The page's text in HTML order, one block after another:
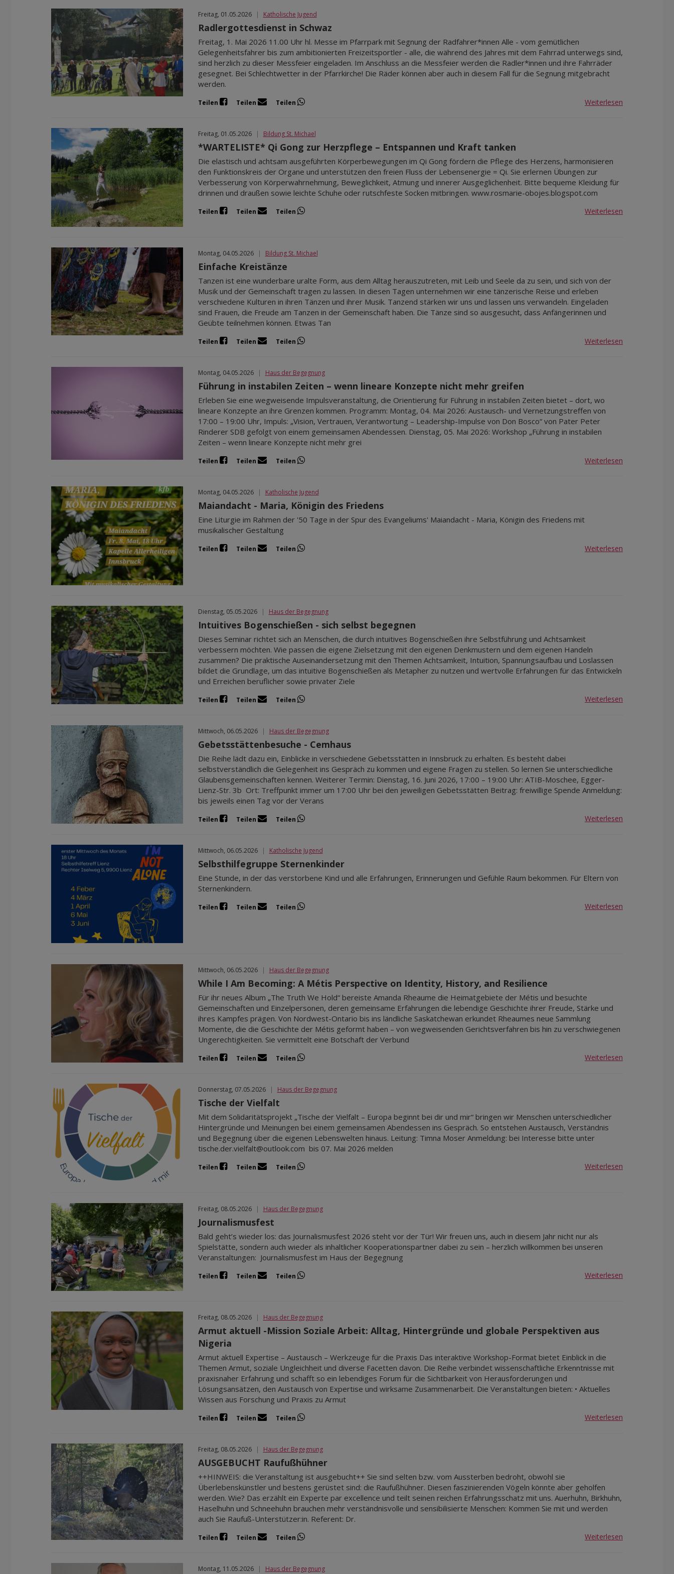
Jul 2027
Freitag, 01.05.2026 | Katholische Jugend
Radlergottesdienst in Schwaz
Freitag, 1. Mai 2026 11.00 Uhr hl. Messe im Pfarrpark mit Segnung der Radfahrer*innen Alle - vom gemütlichen
Gelegenheitsfahrer bis zum ambitionierten Freizeitsportler - alle, die während des Jahres mit dem Fahrrad unterwegs sind,
sind herzlich zu dieser Messfeier eingeladen. Im Anschluss an die Messfeier werden die Radler*innen und ihre Fahrräder
gesegnet. Bei Schlechtwetter in der Pfarrkirche! Die Räder können aber auch in diesem Fall für die Segnung mitgebracht
werden.
Teilen Teilen Teilen Weiterlesen
Freitag, 01.05.2026 | Bildung St. Michael
*WARTELISTE* Qi Gong zur Herzpflege – Entspannen und Kraft tanken
Die elastisch und achtsam ausgeführten Körperbewegungen im Qi Gong fördern die Pflege des Herzens, harmonisieren
den Funktionskreis der Organe und unterstützen den freien Fluss der Lebensenergie = Qi. Sie erlernen Übungen zur
Verbesserung von Körperwahrnehmung, Beweglichkeit, Atmung und innerer Ausgeglichenheit. Bitte bequeme Kleidung für
drinnen und draußen sowie leichte Schuhe oder rutschfeste Socken mitbringen. www.rosmarie-obojes.blogspot.com
Teilen Teilen Teilen Weiterlesen
Montag, 04.05.2026 | Bildung St. Michael
Einfache Kreistänze
Tanzen ist eine wunderbare uralte Form, aus dem Alltag herauszutreten, mit Leib und Seele da zu sein, und sich von der
Musik und der Gemeinschaft tragen zu lassen. In diesen Tagen unternehmen wir eine tänzerische Reise und erleben
verschiedene Kulturen in ihren Tänzen und ihrer Musik. Tanzend stärken wir uns und lassen uns verwandeln. Eingeladen
sind Frauen, die Freude am Tanzen in der Gemeinschaft haben. Die Tänze sind so ausgesucht, dass Anfängerinnen und
Geübte teilnehmen können. Etwas Tan
Teilen Teilen Teilen Weiterlesen
Montag, 04.05.2026 | Haus der Begegnung
Führung in instabilen Zeiten – wenn lineare Konzepte nicht mehr greifen
Erleben Sie eine wegweisende Impulsveranstaltung, die Orientierung für Führung in instabilen Zeiten bietet – dort, wo
lineare Konzepte an ihre Grenzen kommen. Programm: Montag, 04. Mai 2026: Austausch- und Vernetzungstreffen von
17:00 – 19:00 Uhr, Impuls: „Vision, Vertrauen, Verantwortung – Leadership-Impulse von Don Bosco“ von Pater Peter
Rinderer SDB gefolgt von einem gemeinsamen Abendessen. Dienstag, 05. Mai 2026: Workshop „Führung in instabilen
Zeiten – wenn lineare Konzepte nicht mehr grei
Teilen Teilen Teilen Weiterlesen
Montag, 04.05.2026 | Katholische Jugend
Maiandacht - Maria, Königin des Friedens
Eine Liturgie im Rahmen der '50 Tage in der Spur des Evangeliums' Maiandacht - Maria, Königin des Friedens mit
musikalischer Gestaltung
Teilen Teilen Teilen Weiterlesen
Dienstag, 05.05.2026 | Haus der Begegnung
Intuitives Bogenschießen - sich selbst begegnen
Dieses Seminar richtet sich an Menschen, die durch intuitives Bogenschießen ihre Selbstführung und Achtsamkeit
verbessern möchten. Wie passen die eigene Zielsetzung mit den eigenen Denkmustern und dem eigenen Handeln
zusammen? Die praktische Auseinandersetzung mit den Themen Achtsamkeit, Intuition, Spannungsaufbau und Loslassen
bildet die Grundlage, um das intuitive Bogenschießen als Metapher zu nutzen und wertvolle Erfahrungen für das Entwickeln
und Erreichen beruflicher sowie privater Ziele
Teilen Teilen Teilen Weiterlesen
Mittwoch, 06.05.2026 | Haus der Begegnung
Gebetsstättenbesuche - Cemhaus
Die Reihe lädt dazu ein, Einblicke in verschiedene Gebetsstätten in Innsbruck zu erhalten. Es besteht dabei
selbstverständlich die Gelegenheit ins Gespräch zu kommen und eigene Fragen zu stellen. So lernen Sie unterschiedliche
Glaubensgemeinschaften kennen. Weiterer Termin: Dienstag, 16. Juni 2026, 17:00 – 19:00 Uhr: ATIB-Moschee, Egger-
Lienz-Str. 3b Ort: Treffpunkt immer um 17:00 Uhr bei den jeweiligen Gebetsstätten Beitrag: freiwillige Spende Anmeldung:
bis jeweils einen Tag vor der Verans
Teilen Teilen Teilen Weiterlesen
Mittwoch, 06.05.2026 | Katholische Jugend
Selbsthilfegruppe Sternenkinder
Eine Stunde, in der das verstorbene Kind und alle Erfahrungen, Erinnerungen und Gefühle Raum bekommen. Für Eltern von
Sternenkindern.
Teilen Teilen Teilen Weiterlesen
Mittwoch, 06.05.2026 | Haus der Begegnung
While I Am Becoming: A Métis Perspective on Identity, History, and Resilience
Für ihr neues Album „The Truth We Hold“ bereiste Amanda Rheaume die Heimatgebiete der Métis und besuchte
Gemeinschaften und Einzelpersonen, deren gemeinsame Erfahrungen die lebendige Geschichte ihrer Freude, Stärke und
ihres Kampfes prägen. Von Nordwest-Ontario bis ins ländliche Saskatchewan erkundet Rheaumes neue Sammlung
Momente, die die Geschichte der Métis geformt haben – von wegweisenden Gerichtsverfahren bis hin zu verschwiegenen
Ungerechtigkeiten. Sie vermittelt eine Botschaft der Verbund
Teilen Teilen Teilen Weiterlesen
Donnerstag, 07.05.2026 | Haus der Begegnung
Tische der Vielfalt
Mit dem Solidaritätsprojekt „Tische der Vielfalt – Europa beginnt bei dir und mir“ bringen wir Menschen unterschiedlicher
Hintergründe und Meinungen bei einem gemeinsamen Abendessen ins Gespräch. So entstehen Austausch, Verständnis
und Begegnung über die eigenen Lebenswelten hinaus. Leitung: Timna Moser Anmeldung: bei Interesse bitte unter
tische.der.vielfalt@outlook.com bis 07. Mai 2026 melden
Teilen Teilen Teilen Weiterlesen
Freitag, 08.05.2026 | Haus der Begegnung
Journalismusfest
Bald geht’s wieder los: das Journalismusfest 2026 steht vor der Tür! Wir freuen uns, auch in diesem Jahr nicht nur als
Spielstätte, sondern auch wieder als inhaltlicher Kooperationspartner dabei zu sein – herzlich willkommen bei unseren
Veranstaltungen: Journalismusfest im Haus der Begegnung
Teilen Teilen Teilen Weiterlesen
Freitag, 08.05.2026 | Haus der Begegnung
Armut aktuell -Mission Soziale Arbeit: Alltag, Hintergründe und globale Perspektiven aus
Nigeria
Armut aktuell Expertise – Austausch – Werkzeuge für die Praxis Das interaktive Workshop-Format bietet Einblick in die
Themen Armut, soziale Ungleichheit und diverse Facetten davon. Die Reihe verbindet wissenschaftliche Erkenntnisse mit
praxisnaher Erfahrung und schafft so ein lebendiges Forum für die Sichtbarkeit von Herausforderungen und
Lösungsansätzen, den Austausch von Expertise und wirksame Zusammenarbeit. Die Veranstaltungen bieten: • Aktuelles
Wissen aus Forschung und Praxis zu Armut
Teilen Teilen Teilen Weiterlesen
Freitag, 08.05.2026 | Haus der Begegnung
AUSGEBUCHT Raufußhühner
++HINWEIS: die Veranstaltung ist ausgebucht++ Sie sind selten bzw. vom Aussterben bedroht, obwohl sie
Überlebenskünstler und bestens gerüstet sind: die Raufußhühner. Diesen faszinierenden Vögeln könnte aber geholfen
werden. Wie? Das erzählt ein Experte par excellence und teilt seinen reichen Erfahrungsschatz mit uns. Auerhuhn, Birkhuhn,
Haselhuhn und Schneehuhn brauchen mehr verständnisvolle und sensibilisierte Menschen: Kommen Sie mit und werden
auch Sie Raufuß-Unterstützer:in. Referent: Dr.
Teilen Teilen Teilen Weiterlesen
Montag, 11.05.2026 | Haus der Begegnung